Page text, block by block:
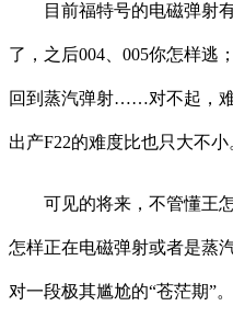
目前福特号的电磁弹射有
了，之后004、005你怎样逃
回到蒸汽弹射……对不起，
出产F22的难度比也只大不小
可见的将来，不管懂王怎
怎样正在电磁弹射或者是蒸
对一段极其尴尬的“苍茫期”。